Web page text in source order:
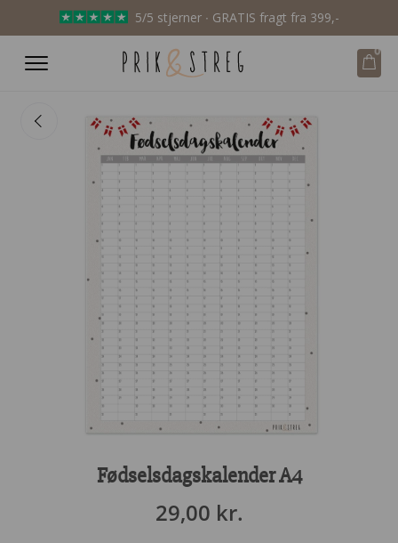
5/5 stjerner ∙ GRATIS fragt fra 399,-
0
Fødselsdagskalender A4
29,00 kr.